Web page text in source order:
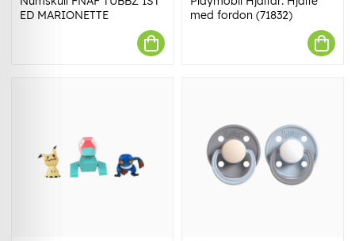
ED MARIONETTE
med fordon (71832)